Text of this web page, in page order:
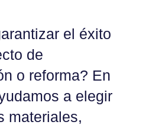
el éxito
de
o reforma? En
a elegir
materiales,